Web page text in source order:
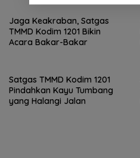
Jaga Keakraban, Satgas
TMMD Kodim 1201 Bikin
Acara Bakar-Bakar
Satgas TMMD Kodim 1201
Pindahkan Kayu Tumbang
yang Halangi Jalan